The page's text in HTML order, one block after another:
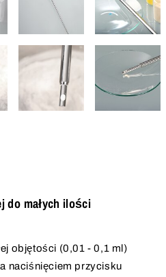
do małych ilości
objętości (0,01 - 0,1 ml)
naciśnięciem przycisku